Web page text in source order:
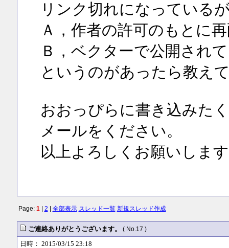
リンク切れになっている
Ａ，作者の許可のもとに
Ｂ，ベクターで公開され
というのがあったら教え
おおっぴらに書き込みた
メールをください。
以上よろしくお願いしま
Page: 1| 2 全部表示 スレッド一覧 新規スレッド作成
ご連絡ありがとうございます。 ( No.17 )
日時： 2015/03/15 23:18